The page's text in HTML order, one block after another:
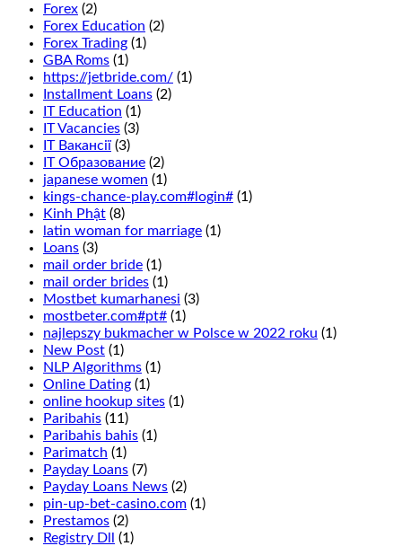
Manitoba,
we
recommend
that
you
read
our
guide
to
casino
bonuses.
This
is
that
1
of
6
numbers
in
two
adjacent
rows
will
turn
up
and
is
done
by
placing
Forex (2)
Forex Education (2)
Forex Trading (1)
GBA Roms (1)
https://jetbride.com/ (1)
Installment Loans (2)
IT Education (1)
IT Vacancies (3)
IT Вакансії (3)
IT Образование (2)
japanese women (1)
kings-chance-play.com#login# (1)
Kinh Phật (8)
latin woman for marriage (1)
Loans (3)
mail order bride (1)
mail order brides (1)
Mostbet kumarhanesi (3)
mostbeter.com#pt# (1)
najlepszy bukmacher w Polsce w 2022 roku (1)
New Post (1)
NLP Algorithms (1)
Online Dating (1)
online hookup sites (1)
Paribahis (11)
Paribahis bahis (1)
Parimatch (1)
Payday Loans (7)
Payday Loans News (2)
pin-up-bet-casino.com (1)
Prestamos (2)
Registry Dll
(1)